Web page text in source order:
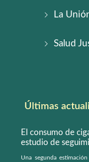
La
Salud
Últimas
El consumo de
estudio de
Una segunda